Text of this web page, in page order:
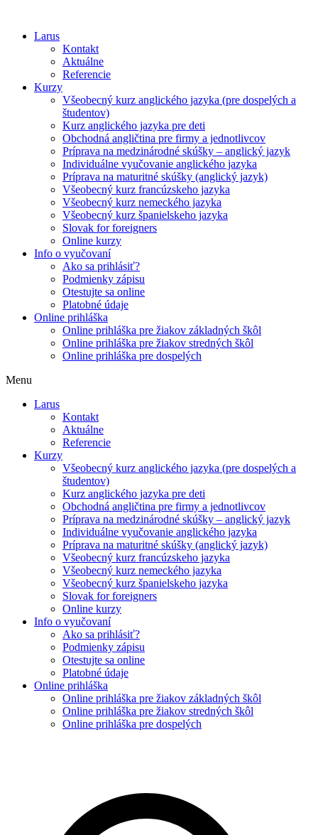
Larus
Kontakt
Aktuálne
Referencie
Kurzy
Všeobecný kurz anglického jazyka (pre dospelých a
študentov)
Kurz anglického jazyka pre deti
Obchodná angličtina pre firmy a jednotlivcov
Príprava na medzinárodné skúšky – anglický jazyk
Individuálne vyučovanie anglického jazyka
Príprava na maturitné skúšky (anglický jazyk)
Všeobecný kurz francúzskeho jazyka
Všeobecný kurz nemeckého jazyka
Všeobecný kurz španielskeho jazyka
Slovak for foreigners
Online kurzy
Info o vyučovaní
Ako sa prihlásiť?
Podmienky zápisu
Otestujte sa online
Platobné údaje
Online prihláška
Online prihláška pre žiakov základných škôl
Online prihláška pre žiakov stredných škôl
Online prihláška pre dospelých
Menu
Larus
Kontakt
Aktuálne
Referencie
Kurzy
Všeobecný kurz anglického jazyka (pre dospelých a
študentov)
Kurz anglického jazyka pre deti
Obchodná angličtina pre firmy a jednotlivcov
Príprava na medzinárodné skúšky – anglický jazyk
Individuálne vyučovanie anglického jazyka
Príprava na maturitné skúšky (anglický jazyk)
Všeobecný kurz francúzskeho jazyka
Všeobecný kurz nemeckého jazyka
Všeobecný kurz španielskeho jazyka
Slovak for foreigners
Online kurzy
Info o vyučovaní
Ako sa prihlásiť?
Podmienky zápisu
Otestujte sa online
Platobné údaje
Online prihláška
Online prihláška pre žiakov základných škôl
Online prihláška pre žiakov stredných škôl
Online prihláška pre dospelých